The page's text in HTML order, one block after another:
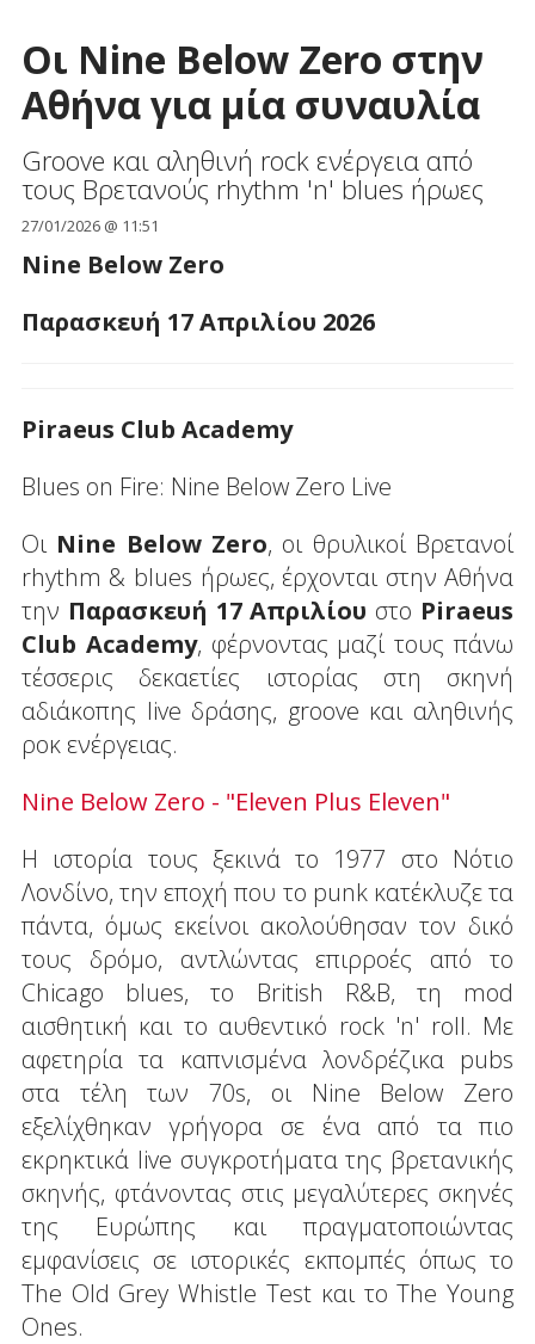
Οι Nine Below Zero στην
Αθήνα για μία συναυλία
Groove και αληθινή rock ενέργεια από
τους Βρετανούς rhythm 'n' blues ήρωες
27/01/2026 @ 11:51
Nine Below Zero
Παρασκευή 17 Απριλίου 2026
Piraeus Club Academy
Blues on Fire: Nine Below Zero Live
Οι Nine Below Zero, οι θρυλικοί Βρετανοί
rhythm & blues ήρωες, έρχονται στην Αθήνα
την Παρασκευή 17 Απριλίου στο Piraeus
Club Academy, φέρνοντας μαζί τους πάνω
τέσσερις δεκαετίες ιστορίας στη σκηνή
αδιάκοπης live δράσης, groove και αληθινής
ροκ ενέργειας.
Nine Below Zero - "Eleven Plus Eleven"
Η ιστορία τους ξεκινά το 1977 στο Νότιο
Λονδίνο, την εποχή που το punk κατέκλυζε τα
πάντα, όμως εκείνοι ακολούθησαν τον δικό
τους δρόμο, αντλώντας επιρροές από το
Chicago blues, το British R&B, τη mod
αισθητική και το αυθεντικό rock 'n' roll. Με
αφετηρία τα καπνισμένα λονδρέζικα pubs
στα τέλη των 70s, οι Nine Below Zero
εξελίχθηκαν γρήγορα σε ένα από τα πιο
εκρηκτικά live συγκροτήματα της βρετανικής
σκηνής, φτάνοντας στις μεγαλύτερες σκηνές
της Ευρώπης και πραγματοποιώντας
εμφανίσεις σε ιστορικές εκπομπές όπως το
The Old Grey Whistle Test και το The Young
Ones.